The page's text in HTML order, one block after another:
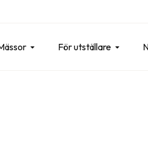
För utställare